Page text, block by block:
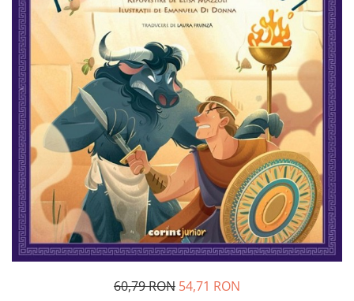
Resurse umane
Vanzari si marketing
Carte scolara
Atlase, dictionare si enciclopedii
Carte prescolara
Carte scolara
Dictionare de limba romana
Ghiduri de conversatie
Invatamant gimnazial
Invatamant primar
Invatarea limbilor straine
Liceu
Carti in limba engleza60,79 RON 54,71 RON